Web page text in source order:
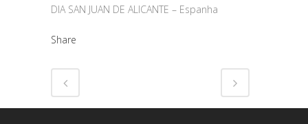
DIA SAN JUAN DE ALICANTE – Espanha
Share